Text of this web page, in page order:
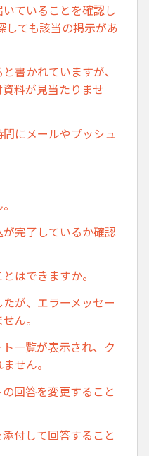
ていることを確認し
ても該当の掲示があ
書かれていますが、
料が見当たりませ
にメールやプッシュ
完了しているか確認
はできますか。
が、エラーメッセー
ん。
一覧が表示され、ク
せん。
回答を変更すること
付して回答すること